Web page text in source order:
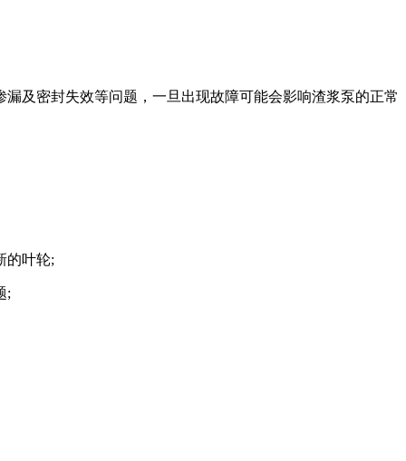
及密封失效等问题，一旦出现故障可能会影响渣浆泵的正常
的叶轮;
;